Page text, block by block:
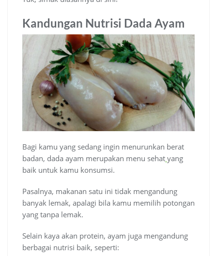
Kandungan Nutrisi Dada Ayam
Bagi kamu yang sedang ingin menurunkan berat
badan, dada ayam merupakan menu sehat yang
baik untuk kamu konsumsi.
Pasalnya, makanan satu ini tidak mengandung
banyak lemak, apalagi bila kamu memilih potongan
yang tanpa lemak.
Selain kaya akan protein, ayam juga mengandung
berbagai nutrisi baik, seperti: